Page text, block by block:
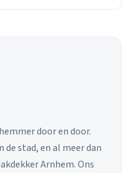
door en door.
stad, en al meer dan
Arnhem. Ons